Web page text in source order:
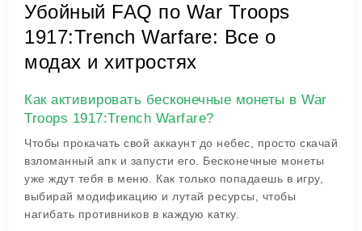
Убойный FAQ по War Troops
1917:Trench Warfare: Все о
модах и хитростях
Как активировать бесконечные монеты в War
Troops 1917:Trench Warfare?
Чтобы прокачать свой аккаунт до небес, просто скачай
взломанный апк и запусти его. Бесконечные монеты
уже ждут тебя в меню. Как только попадаешь в игру,
выбирай модификацию и лутай ресурсы, чтобы
нагибать противников в каждую катку.